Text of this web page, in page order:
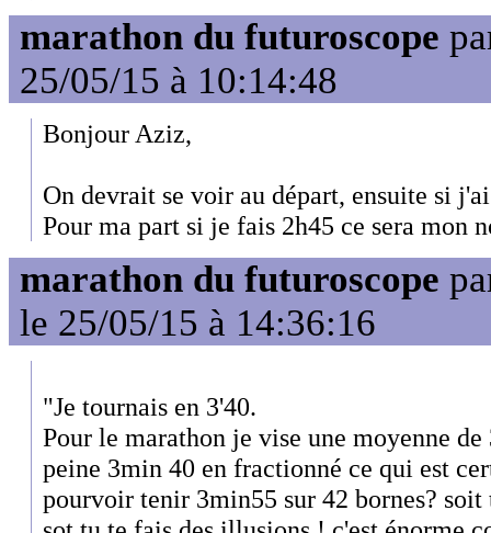
marathon du futuroscope
25/05/15 à 10:14:48
Bonjour Aziz,
On devrait se voir au départ, ensuite si
Pour ma part si je fais 2h45 ce sera mon
marathon du futuroscope
le 25/05/15 à 14:36:16
"Je tournais en 3'40.
Pour le marathon je vise une moyenne
peine 3min 40 en fractionné ce qui est
pourvoir tenir 3min55 sur 42 bornes? soit